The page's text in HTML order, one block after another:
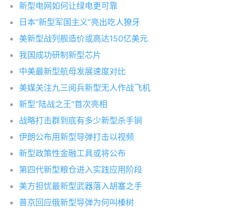
新型电网如何让绿电更可靠
日本“新型军国主义”亮出吃人獠牙
美新型战列舰造价或高达150亿美元
我国成功研制新型芯片
中美最新型航母发展速度对比
美媒关注九三阅兵新型无人作战飞机
新型“陆战之王”首次亮相
战略打击群到底有多少新型杀手锏
伊朗公布用新型导弹打击以视频
新型政策性金融工具或将公布
第四代新型粮仓进入实践应用阶段
美方担忧最新型武器落入胡塞之手
普京回应俄新型导弹为何叫榛树